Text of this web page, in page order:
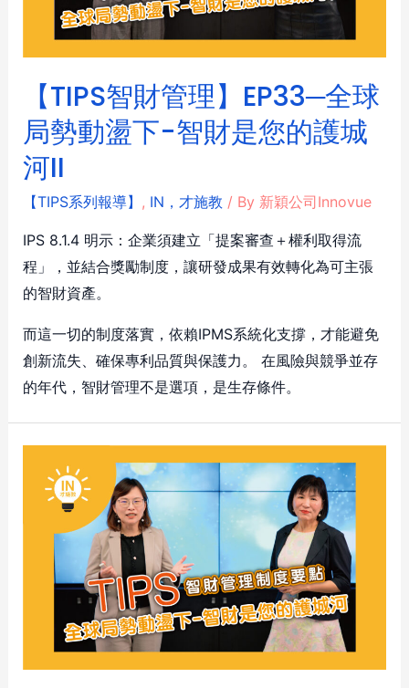
【TIPS智財管理】EP33─全球
局勢動盪下-智財是您的護城
河II
【TIPS系列報導】 , IN，才施教 / By 新穎公司Innovue
IPS 8.1.4 明示：企業須建立「提案審查＋權利取得流
程」，並結合獎勵制度，讓研發成果有效轉化為可主張
的智財資產。
而這一切的制度落實，依賴IPMS系統化支撐，才能避免
創新流失、確保專利品質與保護力。 在風險與競爭並存
的年代，智財管理不是選項，是生存條件。